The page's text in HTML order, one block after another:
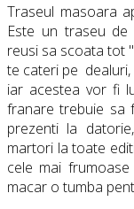
Traseul masoara
Este un traseu
reusi sa scoata tot
te cateri pe
iar acestea vor fi
franare trebuie sa
prezenti la
martori la toate
cele mai
macar o tumba